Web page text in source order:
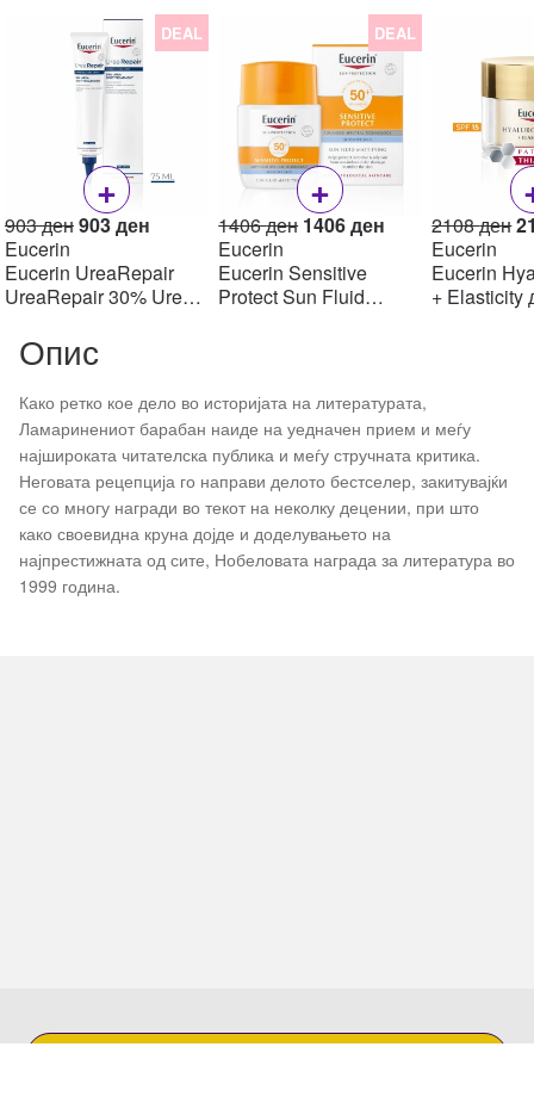
DEAL
+
903денOriginal
was:
903 ден.
903ден
is:
903 ден.
Eucerin
Eucerin UreaRepair
UreaRepair 30% Urea
30% уреа 75 мл
DEAL
+
1406ден Original
was:
1406 ден.
1406ден Current
1406 ден.
Eucerin
Eucerin Sensitive
Protect Sun Fluid
2108ден
Eucerin
Eucerin
+ Elasticity
Опис
Како ретко кое дело во историјата на литературата,
Ламаринениот барабан наиде на уедначен прием и меѓу
најшироката читателска публика и меѓу стручната критика.
Неговата рецепција го направи делото бестселер, закитувајќи
се со многу награди во текот на неколку децении, при што
како своевидна круна дојде и доделувањето на
најпрестижната од сите, Нобеловата награда за литература во
1999 година.